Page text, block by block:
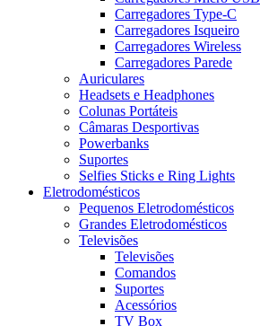
Carregadores Type-C
Carregadores Isqueiro
Carregadores Wireless
Carregadores Parede
Auriculares
Headsets e Headphones
Colunas Portáteis
Câmaras Desportivas
Powerbanks
Suportes
Selfies Sticks e Ring Lights
Eletrodomésticos
Pequenos Eletrodomésticos
Grandes Eletrodomésticos
Televisões
Televisões
Comandos
Suportes
Acessórios
TV Box